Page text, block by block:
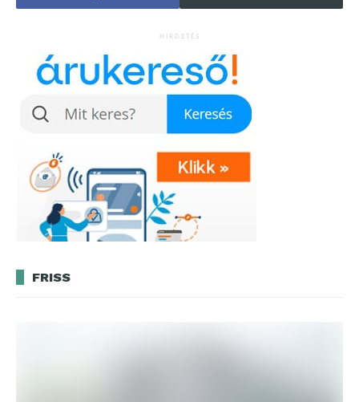
HIRDETÉS
FRISS